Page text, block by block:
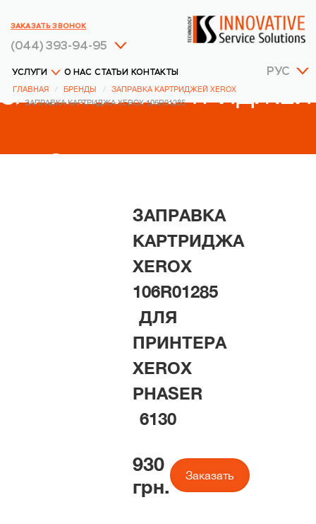
РУС
УСЛУГИ О НАС СТАТЬИ КОНТАКТЫ
(044) 393-94-95
ЗАКАЗАТЬ ЗВОНОК
ГЛАВНАЯ БРЕНДЫ
ЗАПРАВКА КАРТРИДЖЕЙ XEROX
ЗАПРАВКА КАРТРИДЖА XEROX 106R01285
ЗАПРАВКА КАРТРИДЖЕЙ
XEROX
ЗАПРАВКА
КАРТРИДЖА
XEROX
106R01285
ДЛЯ
ПРИНТЕРА
XEROX
PHASER
6130
930
грн.
Заказать